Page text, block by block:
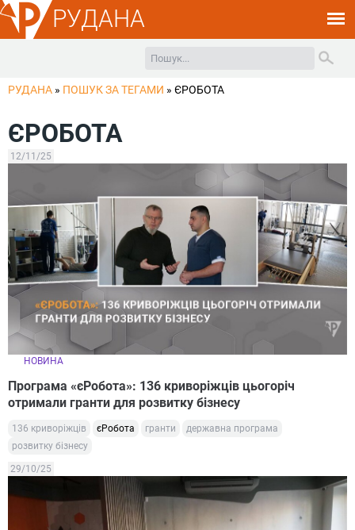
РУДАНА
РУДАНА » ПОШУК ЗА ТЕГАМИ » ЄРОБОТА
ЄРОБОТА
12/11/25
НОВИНА
Програма «єРобота»: 136 криворіжців цьогоріч
отримали гранти для розвитку бізнесу
136 криворіжців єРобота гранти
державна програма
розвитку бізнесу
29/10/25